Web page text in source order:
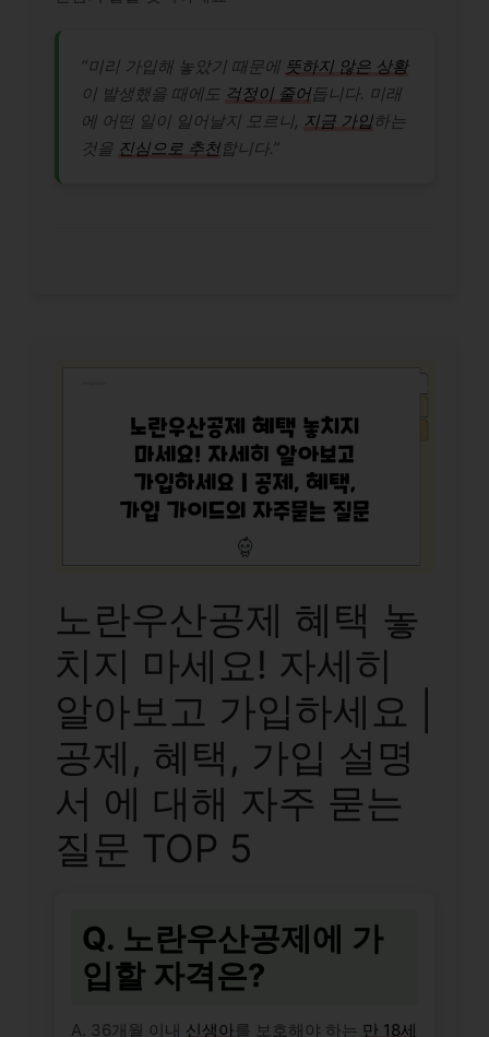
“미리 가입해 놓았기 때문에 뜻하지 않은 상황
이 발생했을 때에도 걱정이 줄어듭니다. 미래
에 어떤 일이 일어날지 모르니, 지금 가입하는
것을 진심으로 추천합니다.”
노란우산공제 혜택 놓
치지 마세요! 자세히
알아보고 가입하세요 |
공제, 혜택, 가입 설명
서 에 대해 자주 묻는
질문 TOP 5
Q. 노란우산공제에 가
입할 자격은?
A. 36개월 이내 신생아를 보호해야 하는 만 18세